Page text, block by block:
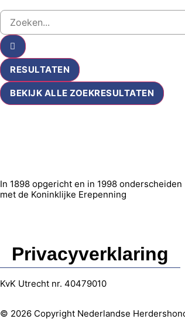
RESULTATEN
BEKIJK ALLE ZOEKRESULTATEN
In 1898 opgericht en in 1998 onderscheiden
met de Koninklijke Erepenning
Privacyverklaring
KvK Utrecht nr. 40479010
© 2026 Copyright Nederlandse